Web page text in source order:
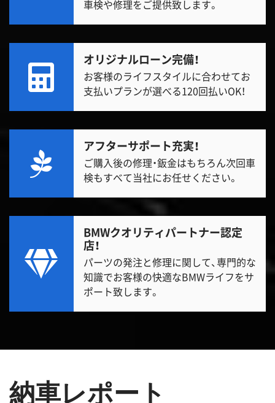
車検や修理をご提供致します。
オリジナルローン完備！
お客様のライフスタイルに合わせてお
支払いプランが選べる120回払いOK！
アフターサポート充実！
ご購入後の修理・鈑金はもちろん次回車
検もすべて当社にお任せください。
BMWクオリティパートナー認定
店！
パーツの発注と修理に関して、専門的な
知識でお客様の快適なBMWライフをサ
ポート致します。
納車レポート